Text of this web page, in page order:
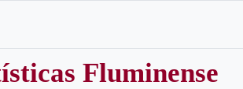
Fluminense